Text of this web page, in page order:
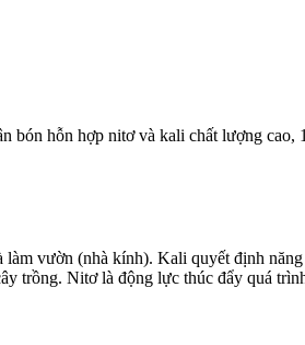
bón hỗn hợp nitơ và kali chất lượng cao,
vườn (nhà kính). Kali quyết định
trồng. Nitơ là động lực thúc đẩy quá